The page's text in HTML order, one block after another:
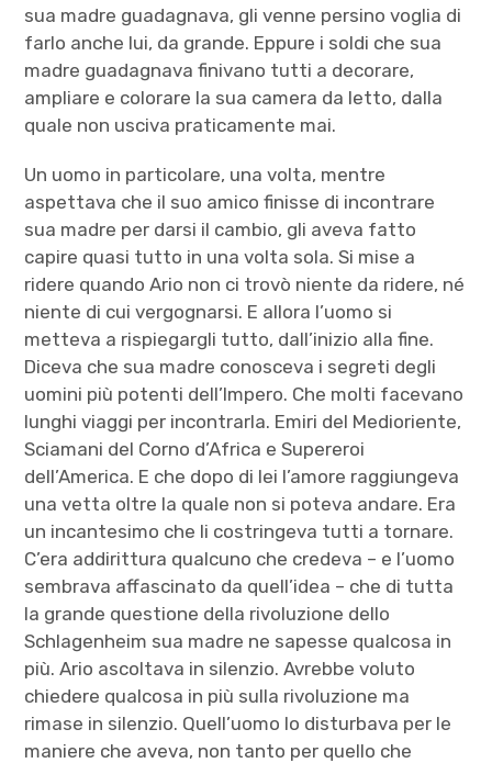
sua madre guadagnava, gli venne persino voglia di
farlo anche lui, da grande. Eppure i soldi che sua
madre guadagnava finivano tutti a decorare,
ampliare e colorare la sua camera da letto, dalla
quale non usciva praticamente mai.
Un uomo in particolare, una volta, mentre
aspettava che il suo amico finisse di incontrare
sua madre per darsi il cambio, gli aveva fatto
capire quasi tutto in una volta sola. Si mise a
ridere quando Ario non ci trovò niente da ridere, né
niente di cui vergognarsi. E allora l’uomo si
metteva a rispiegargli tutto, dall’inizio alla fine.
Diceva che sua madre conosceva i segreti degli
uomini più potenti dell’Impero. Che molti facevano
lunghi viaggi per incontrarla. Emiri del Medioriente,
Sciamani del Corno d’Africa e Supereroi
dell’America. E che dopo di lei l’amore raggiungeva
una vetta oltre la quale non si poteva andare. Era
un incantesimo che li costringeva tutti a tornare.
C’era addirittura qualcuno che credeva – e l’uomo
sembrava affascinato da quell’idea – che di tutta
la grande questione della rivoluzione dello
Schlagenheim sua madre ne sapesse qualcosa in
più. Ario ascoltava in silenzio. Avrebbe voluto
chiedere qualcosa in più sulla rivoluzione ma
rimase in silenzio. Quell’uomo lo disturbava per le
maniere che aveva, non tanto per quello che